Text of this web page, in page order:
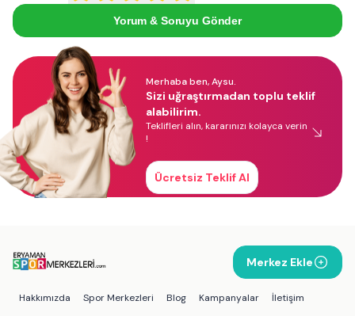
Yorum & Soruyu Gönder
Merhaba ben, Aysu.
Sizi uğraştırmadan toplu teklif
alabilirim.
Teklifleri alın, kararınızı kolayca verin
!
Ücretsiz Teklif Al
Merkez Ekle
Hakkımızda Spor Merkezleri Blog Kampanyalar İletişim